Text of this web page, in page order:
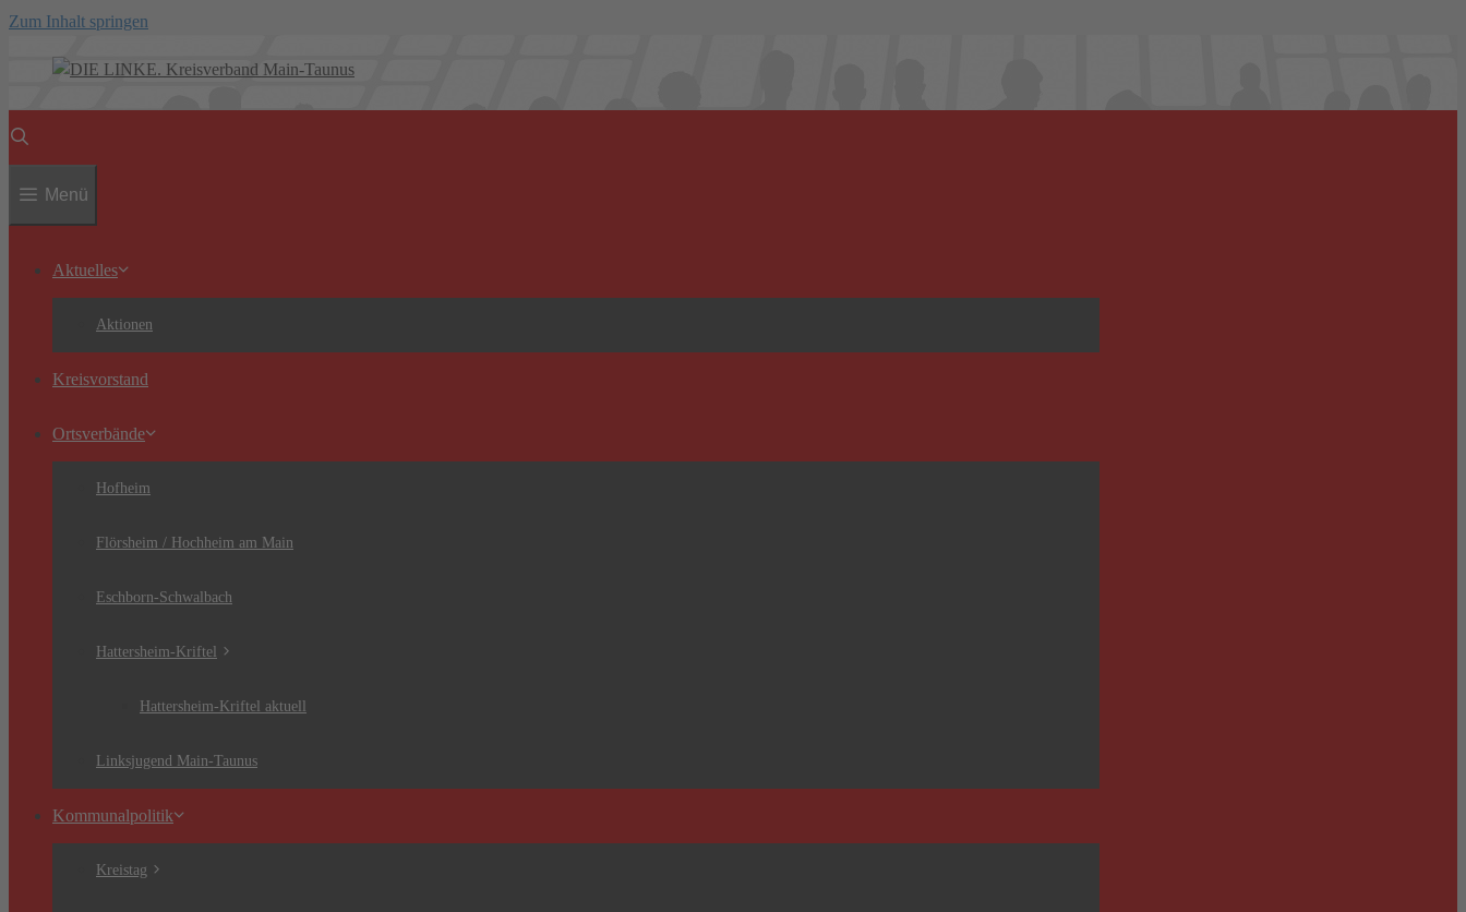
Zum Inhalt springen
Menü
Aktuelles
Aktionen
Kreisvorstand
Ortsverbände
Hofheim
Flörsheim / Hochheim am Main
Eschborn-Schwalbach
Hattersheim-Kriftel
Hattersheim-Kriftel aktuell
Linksjugend Main-Taunus
Kommunalpolitik
Kreistag